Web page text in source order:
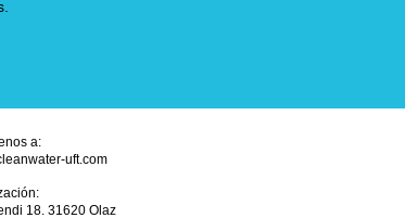
a:
uft.com
18. 31620 Olaz